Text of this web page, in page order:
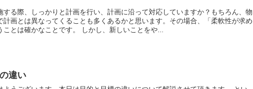
する際、しっかりと計画を行い、計画に沿って対応していますか？もちろん、物
計画とは異なってくることも多くあるかと思います。その場合、「柔軟性が求め
られる」ということは確かなことです。 しかし、新しいことをや...
違い